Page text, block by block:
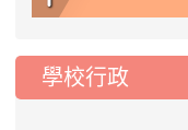
學校行政